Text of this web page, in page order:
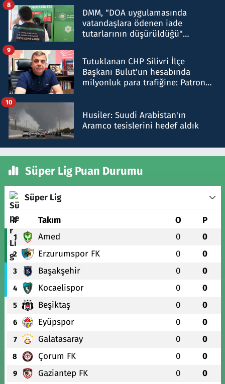
DMM, "DOA uygulamasında
vatandaşlara ödenen iade
tutarlarının düşürüldüğü"
8
Tutuklanan CHP Silivri İlçe
Başkanı Bulut'un hesabında
milyonluk para trafiğine: Patron
9
Husiler: Suudi Arabistan'ın
Aramco tesislerini hedef aldık
10
Süper Lig Puan Durumu
Süper Lig
# Takım O P
1 Amed 0 0
2 Erzurumspor FK 0 0
3 Başakşehir 0 0
4 Kocaelispor 0 0
5 Beşiktaş 0 0
6 Eyüpspor 0 0
7 Galatasaray 0 0
8 Çorum FK 0 0
9 Gaziantep FK 0 0